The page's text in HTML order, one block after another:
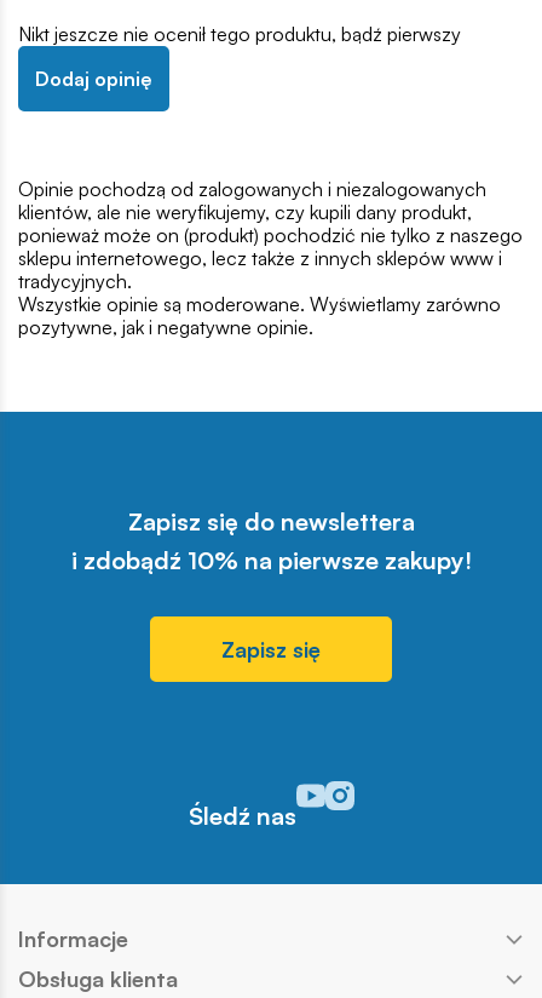
Nikt jeszcze nie ocenił tego produktu, bądź pierwszy
Dodaj opinię
Opinie pochodzą od zalogowanych i niezalogowanych
klientów, ale nie weryfikujemy, czy kupili dany produkt,
ponieważ może on (produkt) pochodzić nie tylko z naszego
sklepu internetowego, lecz także z innych sklepów www i
tradycyjnych.
Wszystkie opinie są moderowane. Wyświetlamy zarówno
pozytywne, jak i negatywne opinie.
Zapisz się do newslettera
i zdobądź 10% na pierwsze zakupy!
Zapisz się
Śledź nas
Odwiedź nasz profil w
Odwiedź nasz profil w
Informacje
Obsługa klienta